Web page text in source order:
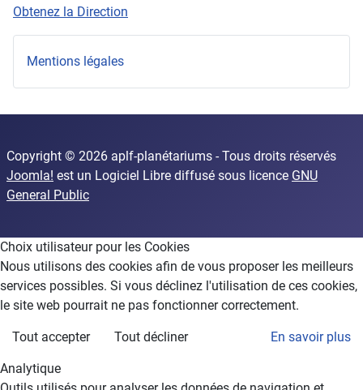
Obtenez la Direction
Mentions légales
Copyright © 2026 aplf-planétariums - Tous droits réservés
Joomla! est un Logiciel Libre diffusé sous licence GNU
General Public
Choix utilisateur pour les Cookies
Nous utilisons des cookies afin de vous proposer les meilleurs
services possibles. Si vous déclinez l'utilisation de ces cookies,
le site web pourrait ne pas fonctionner correctement.
Tout accepter Tout décliner En savoir plus
Analytique